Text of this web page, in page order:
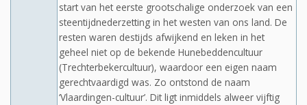
start van het eerste grootschalige onderzoek van een
steentijdnederzetting in het westen van ons land. De
resten waren destijds afwijkend en leken in het
geheel niet op de bekende Hunebeddencultuur
(Trechterbekercultuur), waardoor een eigen naam
gerechtvaardigd was. Zo ontstond de naam
‘Vlaardingen-cultuur’. Dit ligt inmiddels alweer vijftig